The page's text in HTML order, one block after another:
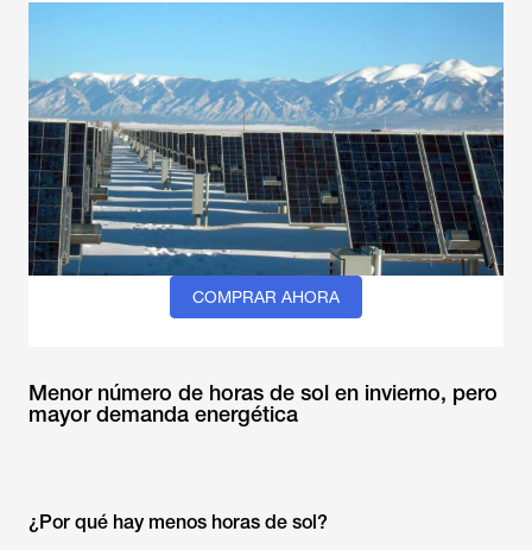
COMPRAR AHORA
Menor número de horas de sol en invierno, pero
mayor demanda energética
¿Por qué hay menos horas de sol?